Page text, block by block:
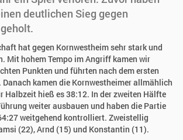
deutlichen Sieg gegen
hat gegen Kornwestheim sehr stark und
Mit hohem Tempo im Angriff kamen wir
Punkten und führten nach dem ersten
kamen die Kornwestheimer allmählich
Halbzeit hieß es 38:12. In der zweiten Hälfte
weiter ausbauen und haben die Partie
weitgehend kontrolliert. Zweistellig
(22), Arnd (15) und Konstantin (11).